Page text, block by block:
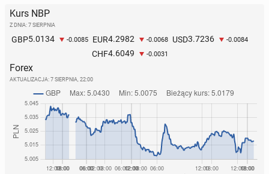
Kurs NBP
Z DNIA: 7 SIERPNIA
GBP5.0134 -0.0085 EUR4.2982 -0.0068 USD3.7236 -0.0084
CHF4.6049 -0.0031
Forex
AKTUALIZACJA: 7 SIERPNIA, 22:00